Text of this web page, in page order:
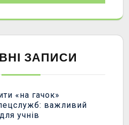
ЗАПИСИ
«на гачок»
важливий
учнів